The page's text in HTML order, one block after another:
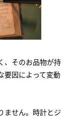
、そのお品物が持
要因によって変動
ません。時計とジ